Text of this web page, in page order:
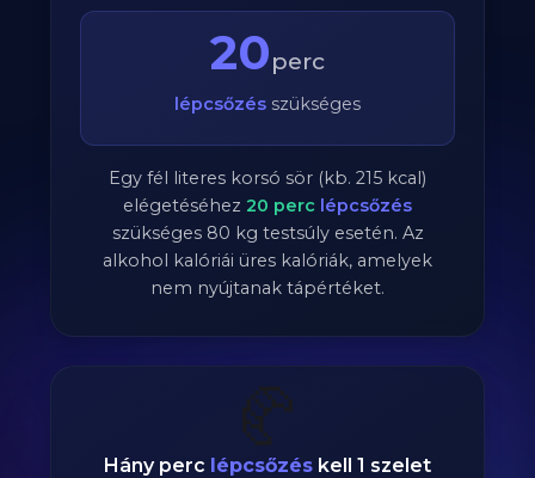
20perc
lépcsőzés szükséges
Egy fél literes korsó sör (kb. 215 kcal)
elégetéséhez 20 perc lépcsőzés
szükséges 80 kg testsúly esetén. Az
alkohol kalóriái üres kalóriák, amelyek
nem nyújtanak tápértéket.
🥐
Hány perc lépcsőzés kell 1 szelet